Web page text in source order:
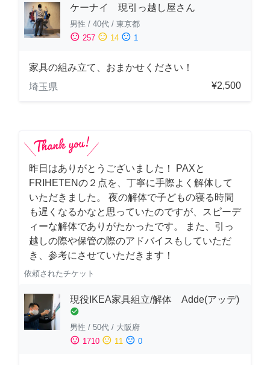
ケーナイ 現引っ越し屋さん
男性 / 40代 / 東京都
sentiment_satisfied 257 sentiment_neutral 14 sentiment_dissatisfied 1
家具の組み立て、おまかせください！
埼玉県
¥2,500
昨日はありがとうございました！ PAXと
FRIHETENの２点を、丁寧に手際よく解体して
いただきました。 夜の解体で子どもの寝る時間
も遅くなるかなと思っていたのですが、スピーデ
ィーな解体でありがたかったです。 また、引っ
越しの際や保管の際のアドバイスもしていただ
き、参考にさせていただきます！
依頼されたチケット
現役IKEA家具組立/解体 Adde(アッデ)
check_circle
男性 / 50代 / 大阪府
sentiment_satisfied 1710 sentiment_neutral 11 sentiment_dissatisfied 0